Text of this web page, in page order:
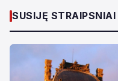
SUSIJĘ STRAIPSNIAI